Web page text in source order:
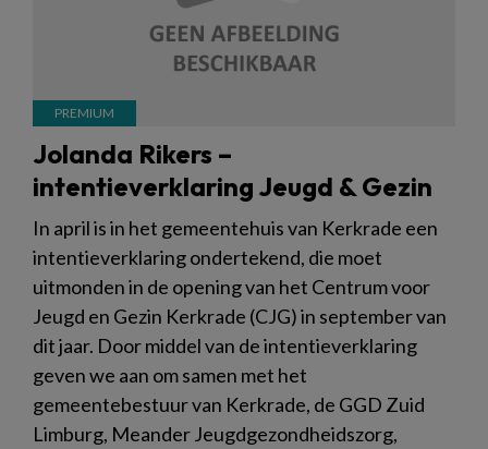
Jolanda Rikers –
intentieverklaring Jeugd & Gezin
In april is in het gemeentehuis van Kerkrade een
intentieverklaring ondertekend, die moet
uitmonden in de opening van het Centrum voor
Jeugd en Gezin Kerkrade (CJG) in september van
dit jaar. Door middel van de intentieverklaring
geven we aan om samen met het
gemeentebestuur van Kerkrade, de GGD Zuid
Limburg, Meander Jeugdgezondheidszorg,